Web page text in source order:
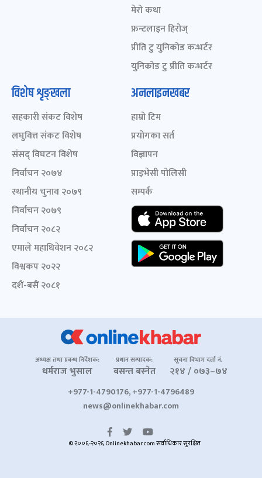
मेरो कथा
फ्रन्टलाइन हिरोज्
प्रीति टु युनिकोड कन्भर्टर
युनिकोड टु प्रीति कन्भर्टर
विशेष शृङ्खला
सहकारी संकट विशेष
लघुवित्त संकट विशेष
संसद् विघटन विशेष
निर्वाचन २०७४
स्थानीय चुनाव २०७९
निर्वाचन २०७९
निर्वाचन २०८२
एमाले महाधिवेशन २०८२
विश्वकप २०२२
दशैं-बसैं २०८१
अनलाइनखबर
हाम्रो टिम
प्रयोगका सर्त
विज्ञापन
प्राइभेसी पोलिसी
सम्पर्क
अध्यक्ष तथा प्रबन्ध निर्देशक:
धर्मराज भुसाल
प्रधान सम्पादक:
बसन्त बस्नेत
सूचना विभाग दर्ता नं.
२१४ / ०७३–७४
+977-1-4790176, +977-1-4796489
news@onlinekhabar.com
© २००६-२०२६ Onlinekhabar.com सर्वाधिकार सुरक्षित